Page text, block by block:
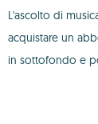
L'ascolto di
acquistare un
in sottofondo e